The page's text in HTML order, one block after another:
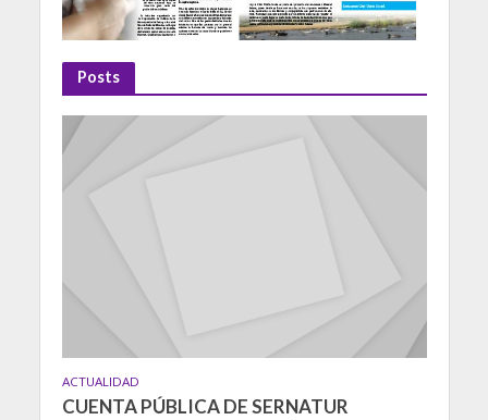
Posts
ACTUALIDAD
CUENTA PÚBLICA DE SERNATUR